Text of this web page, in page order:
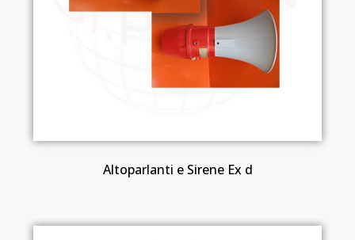
Altoparlanti e Sirene Ex d